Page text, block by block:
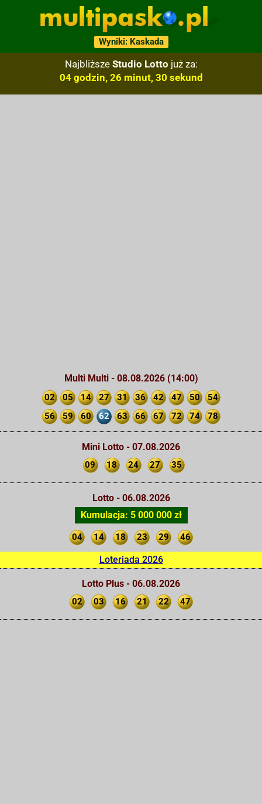
Wyniki: Kaskada
Najbliższe Studio Lotto już za:
04 godzin, 26 minut, 29 sekund
Multi Multi - 08.08.2026 (14:00)
02 05 14 27 31 36 42 47 50
54
56
59 60 62 63 66 67 72 74 78
Mini Lotto - 07.08.2026
09 18 24 27 35
Lotto - 06.08.2026
Kumulacja: 5 000 000 zł
04 14 18 23 29 46
Loteriada 2026
Lotto Plus - 06.08.2026
02 03 16 21 22 47